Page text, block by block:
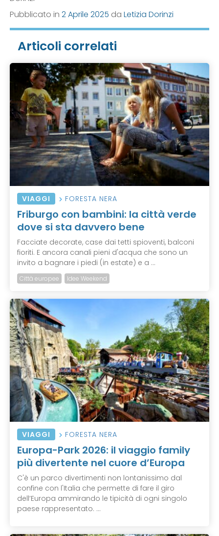
Pubblicato in 2 Aprile 2025 da Letizia Dorinzi
Articoli correlati
VIAGGI FORESTA NERA
Friburgo con bambini: la città verde
dove si sta davvero bene
Facciate decorate, case dai tetti spioventi, balconi
fioriti. E ancora canali pieni d'acqua che sono un
invito a bagnare i piedi (in estate) e a ...
Città europee Idee Weekend
VIAGGI FORESTA NERA
Europa-Park 2026: il viaggio family
più divertente nel cuore d’Europa
C'è un parco divertimenti non lontanissimo dal
confine con l'Italia che permette di fare il giro
dell’Europa ammirando le tipicità di ogni singolo
paese rappresentato. ...